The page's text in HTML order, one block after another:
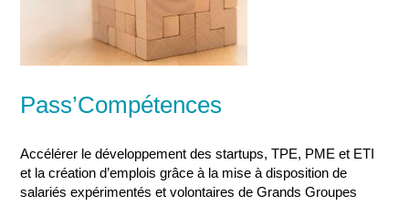
Pass’Compétences
Accélérer le développement des startups, TPE, PME et ETI
et la création d’emplois grâce à la mise à disposition de
salariés expérimentés et volontaires de Grands Groupes